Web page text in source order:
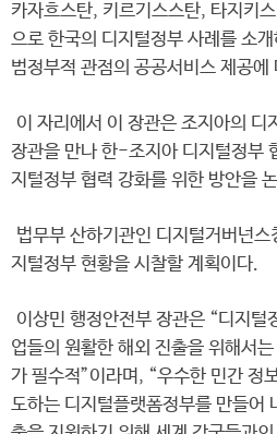
카자흐스탄, 키르기스스탄, 타지키
으로 한국의 디지털정부 사례를 소
범정부적 관점의 공공서비스 제공에
이 자리에서 이 장관은 조지아의 디
장관을 만나 한-조지아 디지털정부
지털정부 협력 강화를 위한 방안을
법무부 산하기관인 디지털거버넌스
지털정부 현황을 시찰할 계획이다.
이상민 행정안전부 장관은 “디지털
업들의 원활한 해외 진출을 위해서
가 필수적”이라며, “우수한 민간 정
도하는 디지털플랫폼정부를 만들어